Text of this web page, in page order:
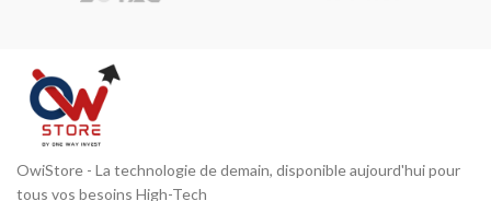
OwiStore - La technologie de demain, disponible aujourd'hui pour
tous vos besoins High-Tech